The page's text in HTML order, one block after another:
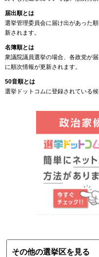
届出順とは
選挙管理委員会に届け出があった
新されます。
名簿順とは
衆議院議員選挙の場合、各政党が
に順次情報が更新されます。
50音順とは
選挙ドットコムに登録されている